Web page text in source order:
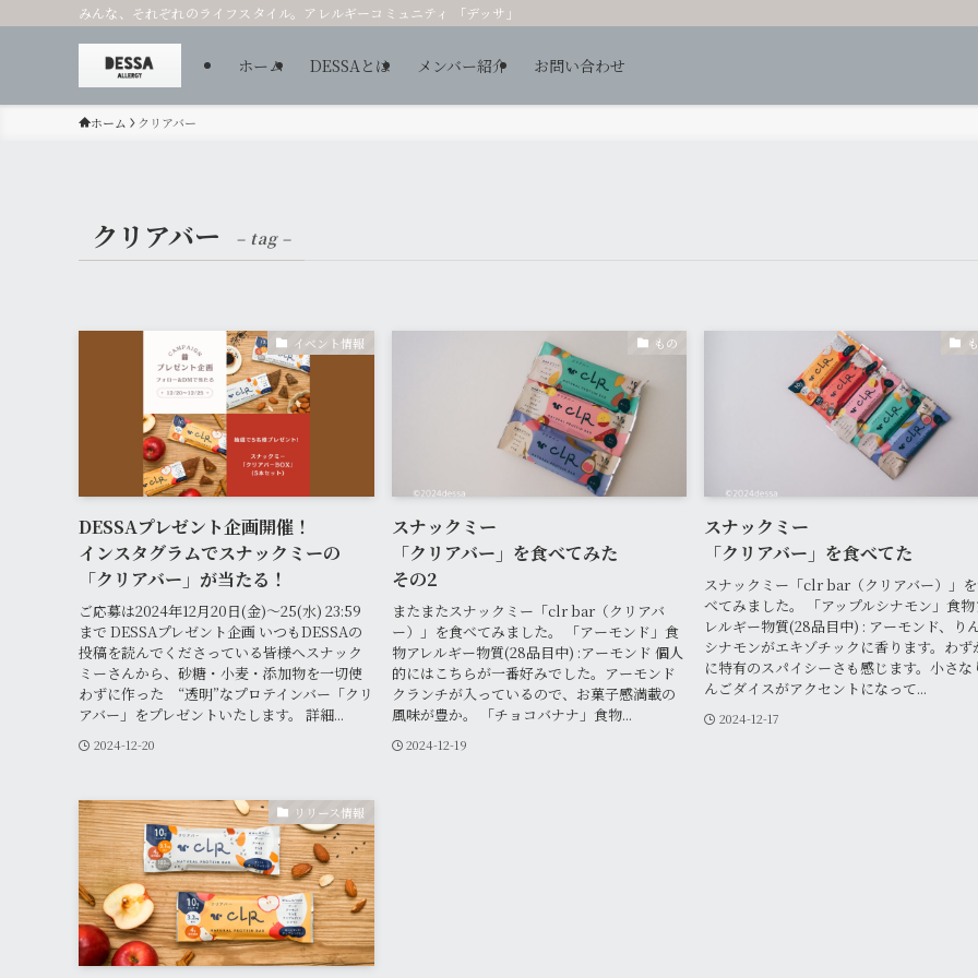
みんな、それぞれのライフスタイル。アレルギーコミュニティ 「デッサ」
ホーム DESSAとは メンバー紹介 お問い合わせ
ホーム クリアバー
クリアバー – tag –
イベント情報
DESSAプレゼント企画開催！
インスタグラムでスナックミーの
「クリアバー」が当たる！
ご応募は2024年12月20日(金)～25(水) 23:59
まで DESSAプレゼント企画 いつもDESSAの
投稿を読んでくださっている皆様へスナック
ミーさんから、砂糖・小麦・添加物を一切使
わずに作った “透明”なプロテインバー「クリ
アバー」をプレゼントいたします。 詳細...
2024-12-20
もの
スナックミー
「クリアバー」を食べてみた
その2
またまたスナックミー「clr bar（クリアバ
ー）」を食べてみました。 「アーモンド」食
物アレルギー物質(28品目中) :アーモンド 個人
的にはこちらが一番好みでした。アーモンド
クランチが入っているので、お菓子感満載の
風味が豊か。 「チョコバナナ」食物...
2024-12-19
スナックミー
「クリアバー」を食べてた
スナックミー「clr bar（クリアバー）」
べてみました。 「アップルシナモン」食物
レルギー物質(28品目中) : アーモンド、り
シナモンがエキゾチックに香ります。わず
に特有のスパイシーさも感じます。小さな
んごダイスがアクセントになって...
2024-12-17
リリース情報